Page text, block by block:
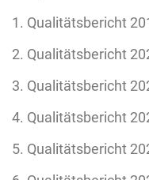
1. Qualitätsbericht
2. Qualitätsbericht
3. Qualitätsbericht
4. Qualitätsbericht
5. Qualitätsbericht